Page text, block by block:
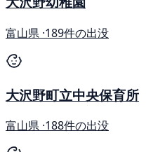
富山県 ·189件の出没
大沢野町立中央保育所
富山県 ·188件の出没